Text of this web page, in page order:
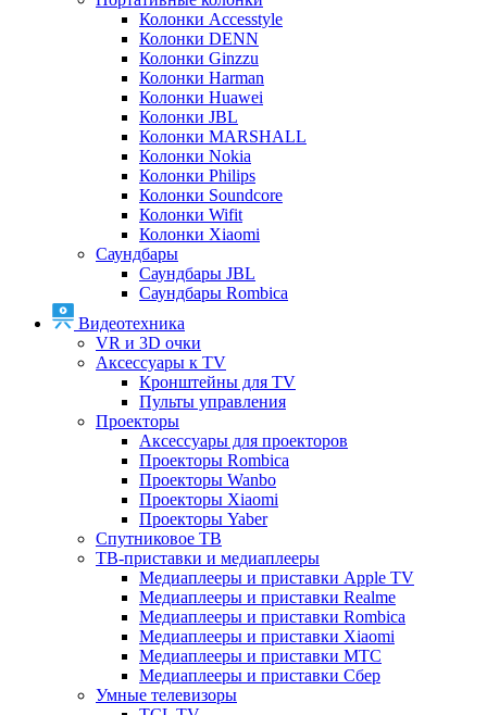
Колонки Accesstyle
Колонки DENN
Колонки Ginzzu
Колонки Harman
Колонки Huawei
Колонки JBL
Колонки MARSHALL
Колонки Nokia
Колонки Philips
Колонки Soundcore
Колонки Wifit
Колонки Xiaomi
Саундбары
Саундбары JBL
Саундбары Rombica
Видеотехника
VR и 3D очки
Аксессуары к TV
Кронштейны для TV
Пульты управления
Проекторы
Аксессуары для проекторов
Проекторы Rombica
Проекторы Wanbo
Проекторы Xiaomi
Проекторы Yaber
Спутниковое ТВ
ТВ-приставки и медиаплееры
Медиаплееры и приставки Apple TV
Медиаплееры и приставки Realme
Медиаплееры и приставки Rombica
Медиаплееры и приставки Xiaomi
Медиаплееры и приставки МТС
Медиаплееры и приставки Сбер
Умные телевизоры